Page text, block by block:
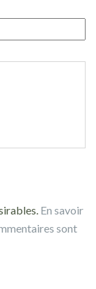
En savoir
sont